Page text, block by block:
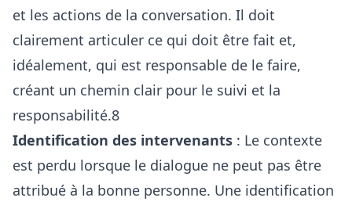
et les actions de la conversation. Il doit
clairement articuler ce qui doit être fait et,
idéalement, qui est responsable de le faire,
créant un chemin clair pour le suivi et la
responsabilité.8
Identification des intervenants : Le contexte
est perdu lorsque le dialogue ne peut pas être
attribué à la bonne personne. Une identification